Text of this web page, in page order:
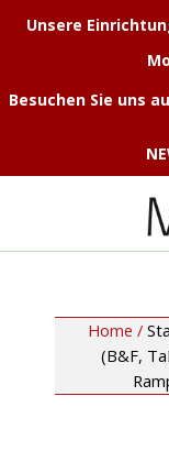
Unsere
Besuchen Sie uns
Home /
(B&F,